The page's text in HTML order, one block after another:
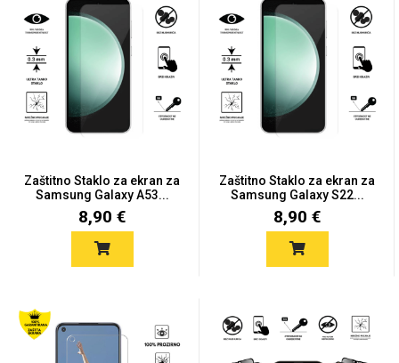
Zaštitno Staklo za ekran za
Samsung Galaxy A53...
8,90 €
Zaštitno Staklo za ekran za
Samsung Galaxy S22...
8,90 €
Svemirska kolekcija Valentinovo
Love motivi I Need Some Space
Quotes Collection Cirkus